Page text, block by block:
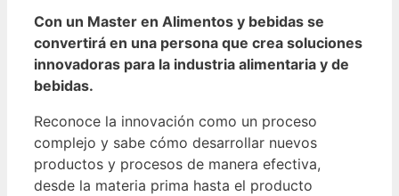
Con un Master en Alimentos y bebidas se
convertirá en una persona que crea soluciones
innovadoras para la industria alimentaria y de
bebidas.
Reconoce la innovación como un proceso
complejo y sabe cómo desarrollar nuevos
productos y procesos de manera efectiva,
desde la materia prima hasta el producto